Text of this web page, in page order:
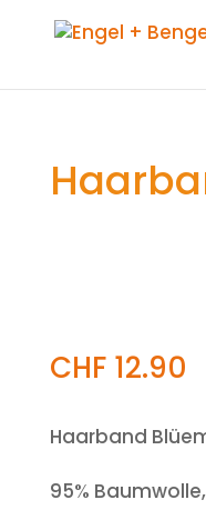
CHF12.90
Haarband
95%